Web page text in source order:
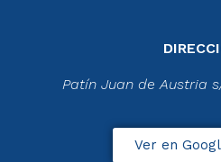
Patín Juan de Austria
Ver en